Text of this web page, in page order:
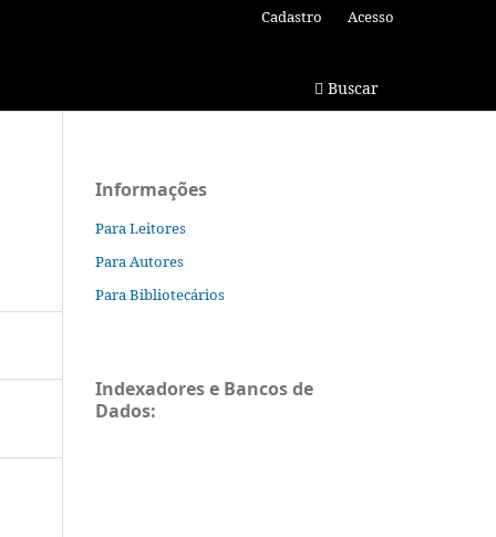
Buscar
Cadastro Acesso
Informações
Para Leitores
Para Autores
Para Bibliotecários
Indexadores e Bancos de
Dados: